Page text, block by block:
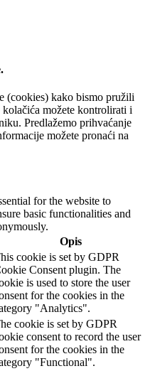
(cookies) kako bismo pružili
možete kontrolirati i
Predlažemo prihvaćanje
možete pronaći na
for the website to
basic functionalities and
Opis
cookie is set by GDPR
Consent plugin. The
is used to store the user
for the cookies in the
"Analytics".
cookie is set by GDPR
consent to record the user
for the cookies in the
"Functional".